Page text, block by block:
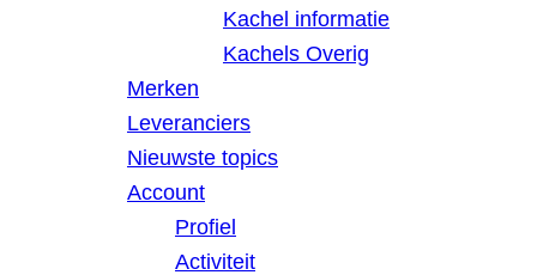
Kachel informatie
Kachels Overig
Merken
Leveranciers
Nieuwste topics
Account
Profiel
Activiteit